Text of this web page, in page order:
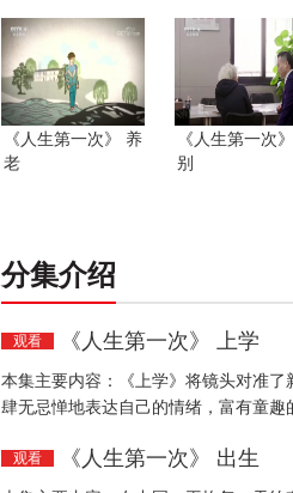
《人生第一次》 养
老
《人生第一次
别
分集介绍
观看 《人生第一次》 上学
本集主要内容：《上学》将镜头对准了
肆无忌惮地表达自己的情绪，富有童趣
观看 《人生第一次》 出生